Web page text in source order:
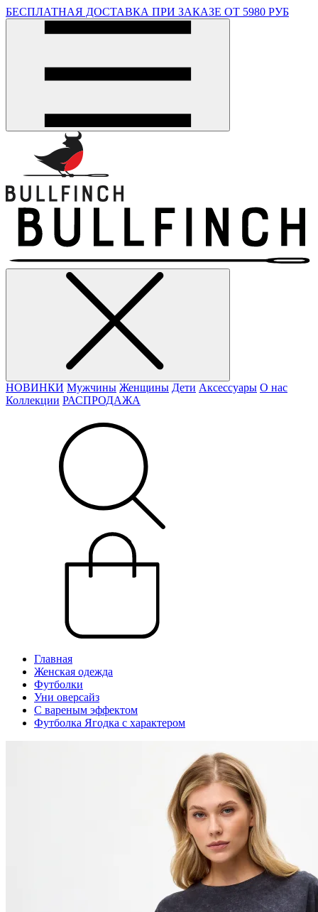
БЕСПЛАТНАЯ ДОСТАВКА ПРИ ЗАКАЗЕ ОТ 5980 РУБ
НОВИНКИ Мужчины Женщины Дети Аксессуары О нас
Коллекции РАСПРОДАЖА
Главная
Женская одежда
Футболки
Уни оверсайз
С вареным эффектом
Футболка Ягодка с характером